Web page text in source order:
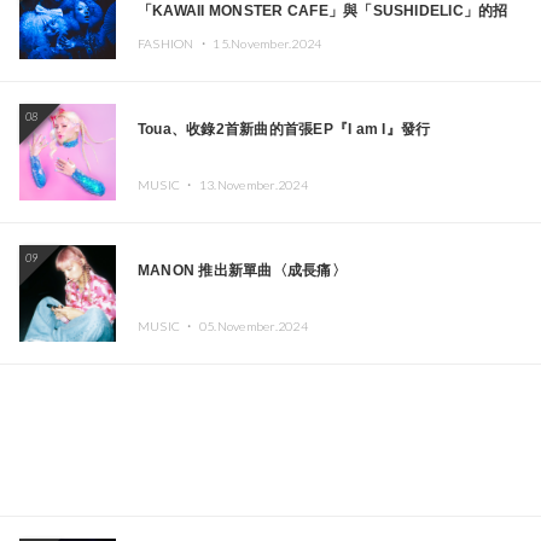
「KAWAII MONSTER CAFE」與「SUSHIDELIC」的招
FASHION ・ 15.November.2024
08
Toua、收錄2首新曲的首張EP『I am I』發行
MUSIC ・ 13.November.2024
09
MANON 推出新單曲〈成長痛〉
MUSIC ・ 05.November.2024